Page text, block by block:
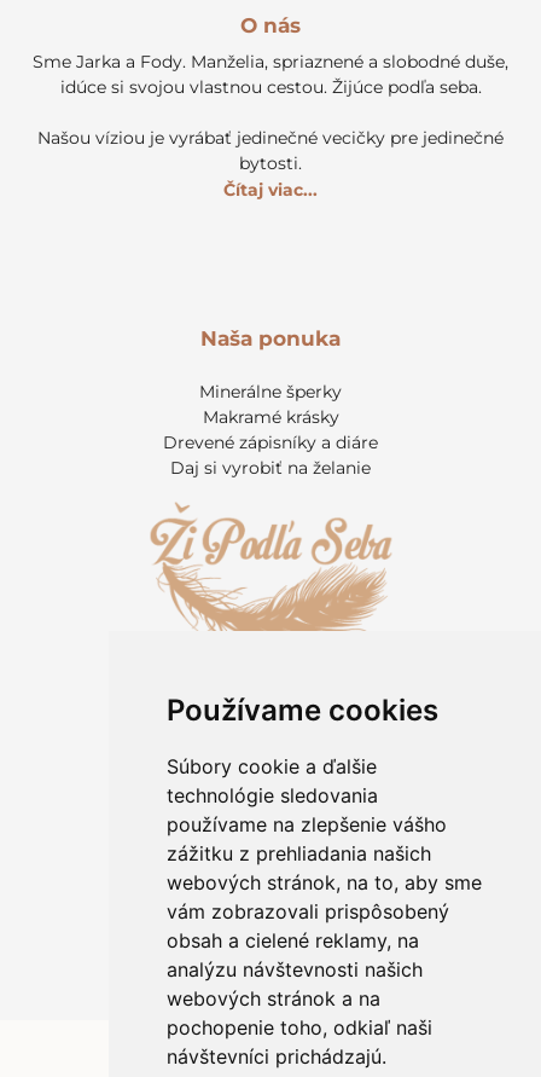
Používame cookies
Súbory cookie a ďalšie
technológie sledovania
používame na zlepšenie vášho
zážitku z prehliadania našich
webových stránok, na to, aby sme
vám zobrazovali prispôsobený
obsah a cielené reklamy, na
analýzu návštevnosti našich
webových stránok a na
pochopenie toho, odkiaľ naši
návštevníci prichádzajú.
O nás
Sme Jarka a Fody. Manželia, spriaznené a slobodné duše,
idúce si svojou vlastnou cestou. Žijúce podľa seba.
Našou víziou je vyrábať jedinečné vecičky pre jedinečné
bytosti.
Čítaj viac...
Naša ponuka
Minerálne šperky
Makramé krásky
Drevené zápisníky a diáre
Daj si vyrobiť na želanie
Informácie pre zákazníkov
Kontakt
O kameňoch
Rady a tipy
Obchodné podmienky
Ochrana osobných údajov
Informácie o použití cookies
Reklamácia/výmena tovaru
Odstúpiť od zmluvy